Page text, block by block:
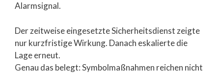
Alarmsignal.
Der zeitweise eingesetzte Sicherheitsdienst zeigte
nur kurzfristige Wirkung. Danach eskalierte die
Lage erneut.
Genau das belegt: Symbolmaßnahmen reichen nicht